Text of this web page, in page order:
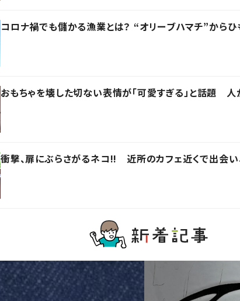
コロナ禍でも儲かる漁業とは？ “オリーブハマチ”から
おもちゃを壊した切ない表情が「可愛すぎる」と話題
衝撃、扉にぶらさがるネコ!! 近所のカフェ近くで出会い